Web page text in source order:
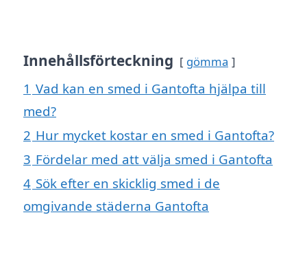
Innehållsförteckning gömma
1 Vad kan en smed i Gantofta hjälpa till
med?
2 Hur mycket kostar en smed i Gantofta?
3 Fördelar med att välja smed i Gantofta
4 Sök efter en skicklig smed i de
omgivande städerna Gantofta